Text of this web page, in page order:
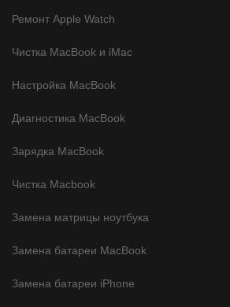
Ремонт Apple Watch
Чистка MacBook и iMac
Настройка MacBook
Диагностика MacBook
Зарядка MacBook
Чистка Macbook
Замена матрицы ноутбука
Замена батареи MacBook
Замена батареи iPhone